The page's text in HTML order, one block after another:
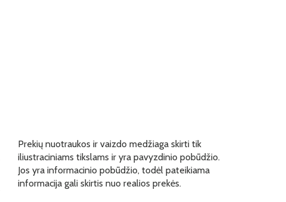
Prekių nuotraukos ir vaizdo medžiaga skirti tik
iliustraciniams tikslams ir yra pavyzdinio pobūdžio.
Jos yra informacinio pobūdžio, todėl pateikiama
informacija gali skirtis nuo realios prekės.